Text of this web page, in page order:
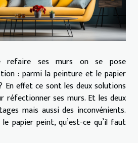
refaire ses murs on se pose
: parmi la peinture et le papier
En effet ce sont les deux solutions
réfectionner ses murs. Et les deux
mais aussi des inconvénients.
papier peint, qu’est-ce qu’il faut